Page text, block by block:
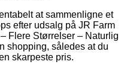
at sammenligne et
efter udsalg på JR Farm
Flere Størrelser – Naturlig
shopping, således at du
skarpeste pris.